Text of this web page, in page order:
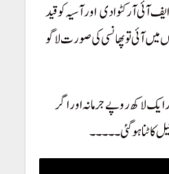
آئی آر کٹوا دیاور آسیہ کو قید
میں آئی تو پھانسی کی صورت لاگو
ایک لاکھ روپے جرمانہ اور اگر
جیل کاٹنا ہو گئی۔۔۔۔۔